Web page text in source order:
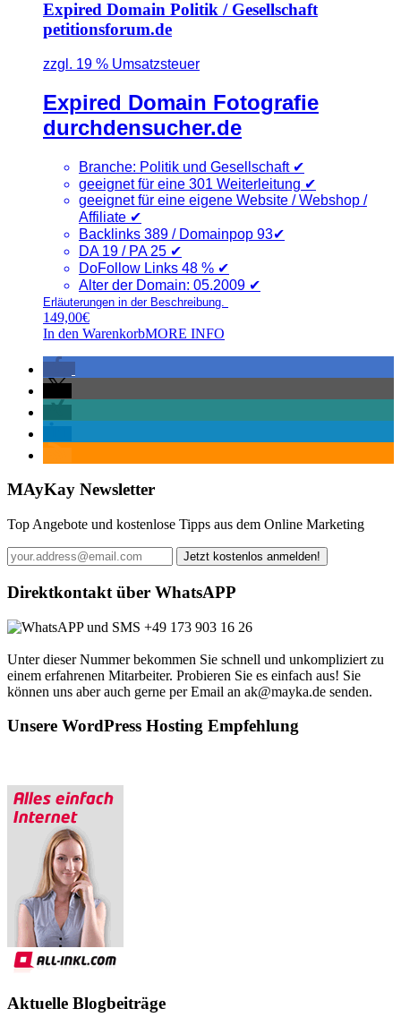
Expired Domain Politik / Gesellschaft
petitionsforum.de
zzgl. 19 % Umsatzsteuer
Expired Domain Fotografie
durchdensucher.de
Branche: Politik und Gesellschaft ✔
geeignet für eine 301 Weiterleitung ✔
geeignet für eine eigene Website / Webshop /
Affiliate ✔
Backlinks 389 / Domainpop 93✔
DA 19 / PA 25 ✔
DoFollow Links 48 % ✔
Alter der Domain: 05.2009 ✔
Erläuterungen in der Beschreibung.
149,00€
In den WarenkorbMORE INFO
MAyKay Newsletter
Top Angebote und kostenlose Tipps aus dem Online Marketing
Direktkontakt über WhatsAPP
+49 173 903 16 26
Unter dieser Nummer bekommen Sie schnell und unkompliziert zu
einem erfahrenen Mitarbeiter. Probieren Sie es einfach aus! Sie
können uns aber auch gerne per Email an ak@mayka.de senden.
Unsere WordPress Hosting Empfehlung
Aktuelle Blogbeiträge